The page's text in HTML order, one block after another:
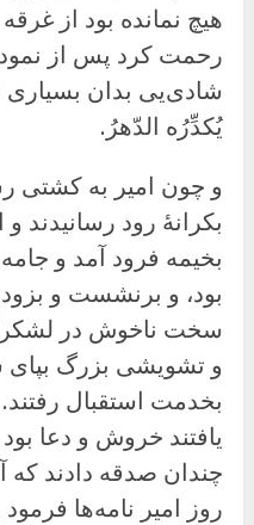
هیچ نمانده بود از
رحمت کرد پس از
شادی‌یی بدان بسیاری
یُکدِّرُه الدّهرُ.
و چون امیر به کشتی
بکرانهٔ رود رسانیدند
بخیمه فرود آمد و جامه
بود، و برنشست و
سخت ناخوش در
و تشویشی بزرگ بپای
بخدمت استقبال
یافتند خروش و دعا
چندان صدقه دادند که
روز امیر نامه‌ها